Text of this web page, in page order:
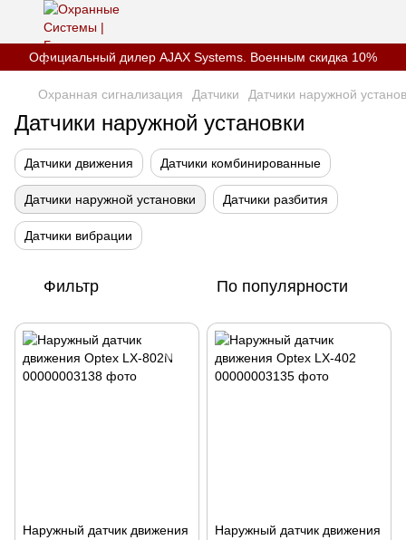
Официальный дилер AJAX Systems. Военным скидка 10%
Охранная сигнализация Датчики Датчики наружной
Датчики наружной установки
Датчики движения Датчики комбинированные
Датчики наружной установки Датчики разбития
Датчики вибрации
Фильтр По популярности
Наружный датчик движения
Наружный датчик движения